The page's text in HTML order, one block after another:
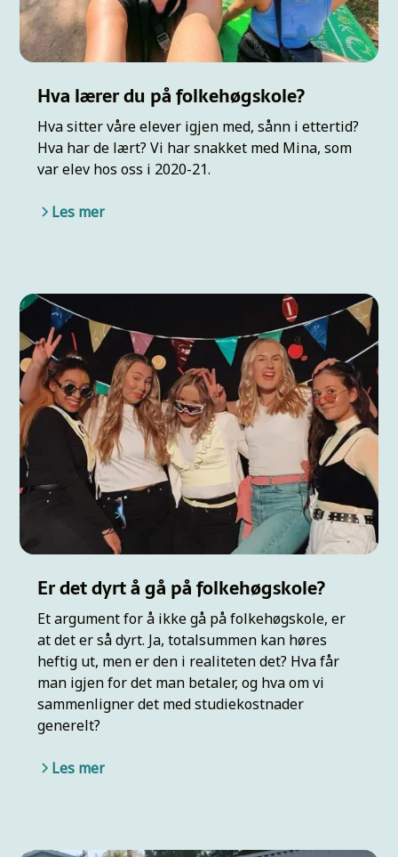
Hva lærer du på folkehøgskole?
Hva sitter våre elever igjen med, sånn i ettertid?
Hva har de lært? Vi har snakket med Mina, som
var elev hos oss i 2020-21.
Les mer
Er det dyrt å gå på folkehøgskole?
Et argument for å ikke gå på folkehøgskole, er
at det er så dyrt. Ja, totalsummen kan høres
heftig ut, men er den i realiteten det? Hva får
man igjen for det man betaler, og hva om vi
sammenligner det med studiekostnader
generelt?
Les mer